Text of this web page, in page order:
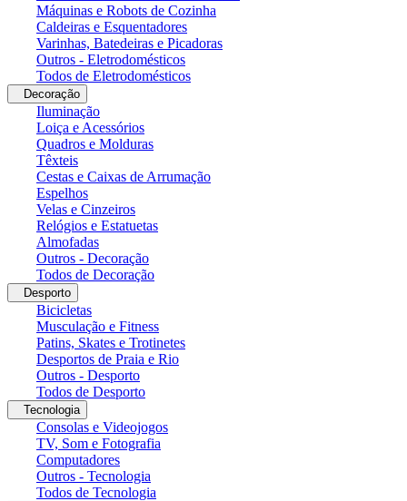
Máquinas e Robots de Cozinha
Caldeiras e Esquentadores
Varinhas, Batedeiras e Picadoras
Outros - Eletrodomésticos
Todos de Eletrodomésticos
Decoração
Iluminação
Loiça e Acessórios
Quadros e Molduras
Têxteis
Cestas e Caixas de Arrumação
Espelhos
Velas e Cinzeiros
Relógios e Estatuetas
Almofadas
Outros - Decoração
Todos de Decoração
Desporto
Bicicletas
Musculação e Fitness
Patins, Skates e Trotinetes
Desportos de Praia e Rio
Outros - Desporto
Todos de Desporto
Tecnologia
Consolas e Videojogos
TV, Som e Fotografia
Computadores
Outros - Tecnologia
Todos de Tecnologia